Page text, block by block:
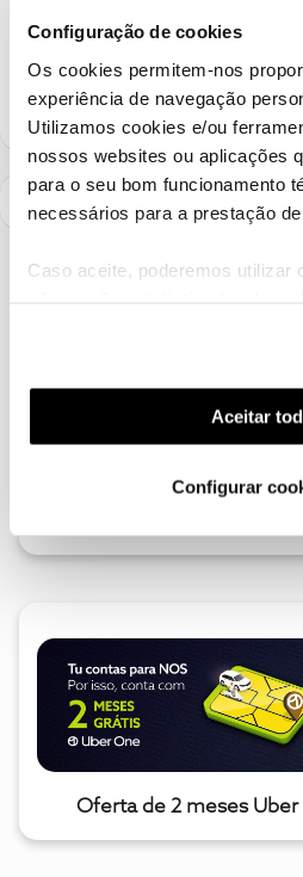
Configuração de cookies
Os cookies permitem-nos
experiência de navegação
Utilizamos cookies e/ou
nossos websites ou aplicações
para o seu bom funcionamento
necessários para a prestação de
Caso aceite, poderemos utilizar
funcionalidades (cookies de
funcionalidade) e adaptar
(cookies de publicidade
utilização dos cookies clicando
Aceitar
Configurar
como "Melhor Resposta" e faça
sempre a par das últimas novidades.
Oferta de 2 meses Uber